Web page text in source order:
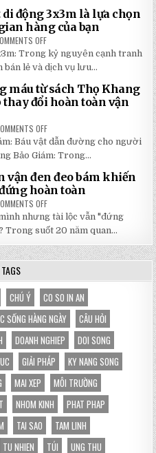
RẺ
TẠI
NHẬT
ĐÔNG
SINH
100
TRANG
MỚI
2026:
GIẢM
GIÁ
SỐ
TẬN
GỐC
TẠI
NHẬT
di động 3x3m là lựa chọn
hàng của bạn
OFF
5
LÝ
DO
NHÀ
BẠT
DI
ĐỘNG
3X3M
LỰA
HOÀN
HẢO
CHO
HÀNG
CỦA
BẠN
Trong kỷ nguyên cạnh tranh
bán lẻ và dịch vụ lưu...
máu từ sách Thọ Khang
thay đổi hoàn toàn vận
OFF
5
BÀI
HỌC
XƯƠNG
MÁU
TỪ
SÁCH
THỌ
BẢO
GIÁM
GIÚP
THAY
ĐỔI
HOÀN
TOÀN
Báu vật dẫn đường cho người
Bảo Giám: Trong...
vận đen đeo bám khiến
hoàn toàn
OFF
8
NGUYÊN
NHÂN
VẬN
ĐEN
ĐEO
BÁM
TÀI
LỘC
BỊ
CHẶN
ĐỨNG
HOÀN
TOÀN
nhưng tài lộc vẫn "đứng
Trong suốt 20 năm quan...
CHÚ Ý
CO SO IN AN
SỐNG HÀNG NGÀY
CÂU HỎI
DOANH NGHIEP
DOI SONG
GIẢI PHÁP
KY NANG SONG
MAI XEP
MÔI TRƯỜNG
NHOM KINH
PHAT PHAP
TAI SAO
TAM LINH
TU NHIEN TÚI
UNG THU